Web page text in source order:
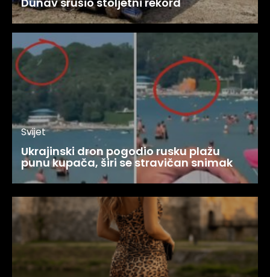
Svijet
Ukrajinski dron pogodio rusku plažu
punu kupača, širi se stravičan snimak